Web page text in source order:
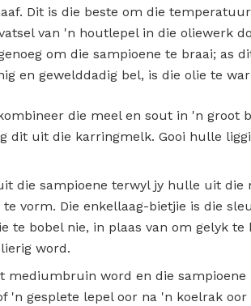
Dit is die beste om die
van 'n houtlepel in die oliewerk
om die sampioene te braai; as
en gewelddadig bel, is die olie te
die meel en sout in 'n groot
dit uit die karringmelk. Gooi hulle
die sampioene terwyl jy hulle uit die
vorm. Die enkellaag-bietjie is die
te bobel nie, in plaas van om gelyk
word.
word en die sampioene
'n gesplete lepel oor na 'n koelrak